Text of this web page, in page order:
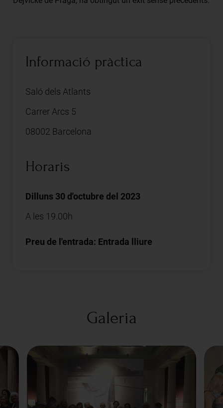
Informació pràctica
Saló dels Atlants
Carrer Arcs 5
08002 Barcelona
Horaris
Dilluns 30 d'octubre del 2023
A les 19.00h
Preu de l'entrada: Entrada lliure
Galeria